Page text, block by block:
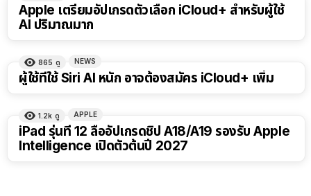
Apple เตรียมอัปเกรดตัวเลือก iCloud+ สำหรับผู้ใช้
AI ปริมาณมาก
865 ดู NEWS
ผู้ใช้ที่ใช้ Siri AI หนัก อาจต้องสมัคร iCloud+ เพิ่ม
1.2k ดู APPLE
iPad รุ่นที่ 12 ลืออัปเกรดชิป A18/A19 รองรับ Apple
Intelligence เปิดตัวต้นปี 2027